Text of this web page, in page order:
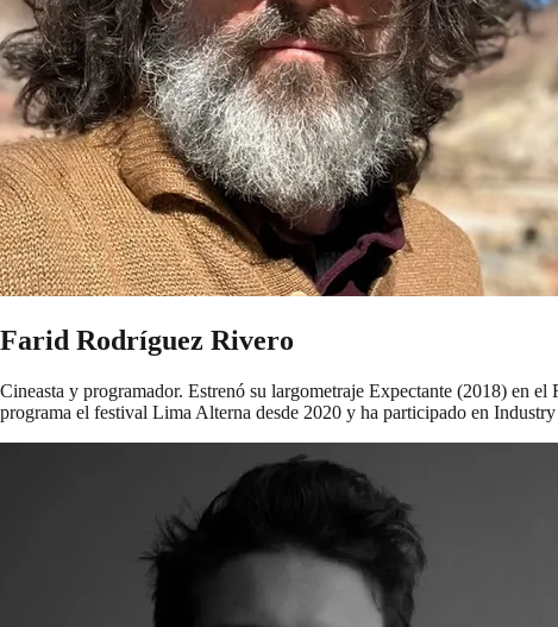
Farid Rodríguez Rivero
Cineasta y programador. Estrenó su largometraje Expectante (2018) en
programa el festival Lima Alterna desde 2020 y ha participado en